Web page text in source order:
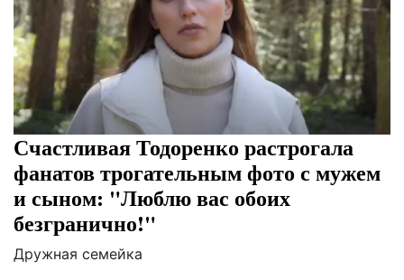
Счастливая Тодоренко растрогала
фанатов трогательным фото с мужем
и сыном: "Люблю вас обоих
безгранично!"
Дружная семейка